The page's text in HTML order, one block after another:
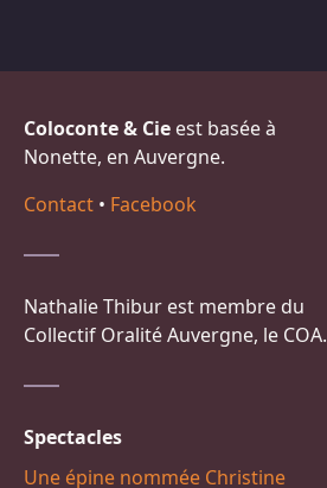
Coloconte & Cie est basée à
Nonette, en Auvergne.
Contact • Facebook
Nathalie Thibur est membre du
Collectif Oralité Auvergne, le COA.
Spectacles
Une épine nommée Christine